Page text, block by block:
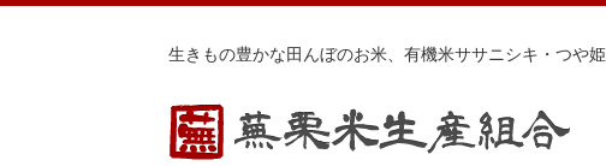
生きもの豊かな田んぼのお米、有機米ササニシキ・つや